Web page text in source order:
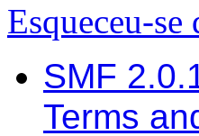
Esqueceu-se
SMF
Terms